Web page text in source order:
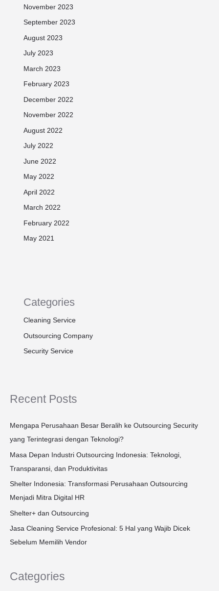
November 2023
September 2023
August 2023
July 2023
March 2023
February 2023
December 2022
November 2022
August 2022
July 2022
June 2022
May 2022
April 2022
March 2022
February 2022
May 2021
Categories
Cleaning Service
Outsourcing Company
Security Service
Recent Posts
Mengapa Perusahaan Besar Beralih ke Outsourcing Security
yang Terintegrasi dengan Teknologi?
Masa Depan Industri Outsourcing Indonesia: Teknologi,
Transparansi, dan Produktivitas
Shelter Indonesia: Transformasi Perusahaan Outsourcing
Menjadi Mitra Digital HR
Shelter+ dan Outsourcing
Jasa Cleaning Service Profesional: 5 Hal yang Wajib Dicek
Sebelum Memilih Vendor
Categories